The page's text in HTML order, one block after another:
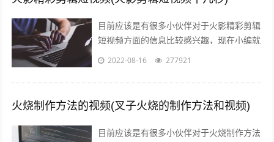
目前应该是有很多小伙伴对于火影精彩剪辑
短视频方面的信息比较感兴趣，现在小编就
收集了一些与火影剪辑短视频十几秒相关的
2022-08-16 277921
火烧制作方法的视频(叉子火烧的制作方法和视频)
目前应该是有很多小伙伴对于火烧制作方法